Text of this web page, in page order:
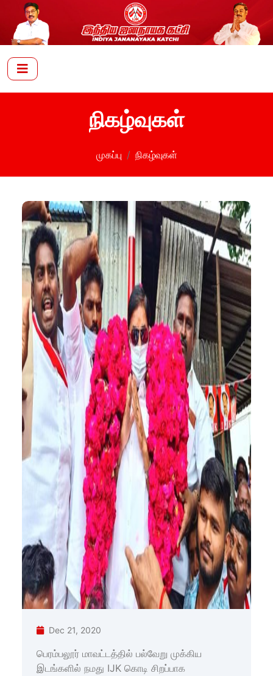
நிகழ்வுகள்
முகப்பு நிகழ்வுகள்
Dec 21, 2020
பெரம்பலூர் மாவட்டத்தில் பல்வேறு முக்கிய
இடங்களில் நமது IJK கொடி சிறப்பாக